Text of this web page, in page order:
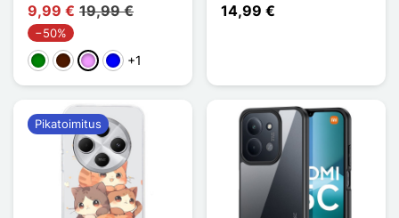
9,99 € 19,99 €
−50%
VihreäMarron Foncé
Violet Clair
Sininen
+1
14,99 €
Pikatoimitus